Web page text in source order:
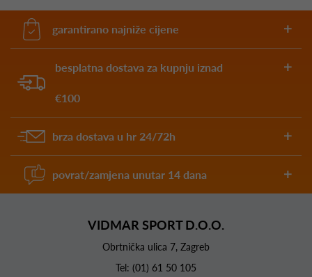
garantirano najniže cijene
besplatna dostava za kupnju iznad
€100
brza dostava u hr 24/72h
povrat/zamjena unutar 14 dana
VIDMAR SPORT D.O.O.
Obrtnička ulica 7, Zagreb
Tel: (01) 61 50 105